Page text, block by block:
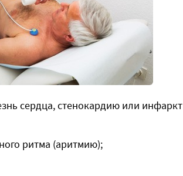
сердца, стенокардию или инфаркт
ритма (аритмию);